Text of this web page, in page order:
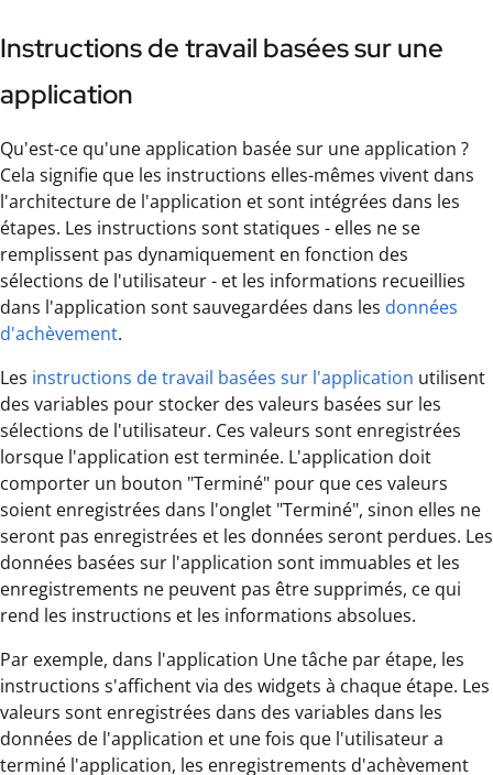
Instructions de travail basées sur une
application
Qu'est-ce qu'une application basée sur une application ?
Cela signifie que les instructions elles-mêmes vivent dans
l'architecture de l'application et sont intégrées dans les
étapes. Les instructions sont statiques - elles ne se
remplissent pas dynamiquement en fonction des
sélections de l'utilisateur - et les informations recueillies
dans l'application sont sauvegardées dans les données
d'achèvement.
Les instructions de travail basées sur l'application utilisent
des variables pour stocker des valeurs basées sur les
sélections de l'utilisateur. Ces valeurs sont enregistrées
lorsque l'application est terminée. L'application doit
comporter un bouton "Terminé" pour que ces valeurs
soient enregistrées dans l'onglet "Terminé", sinon elles ne
seront pas enregistrées et les données seront perdues. Les
données basées sur l'application sont immuables et les
enregistrements ne peuvent pas être supprimés, ce qui
rend les instructions et les informations absolues.
Par exemple, dans l'application Une tâche par étape, les
instructions s'affichent via des widgets à chaque étape. Les
valeurs sont enregistrées dans des variables dans les
données de l'application et une fois que l'utilisateur a
terminé l'application, les enregistrements d'achèvement